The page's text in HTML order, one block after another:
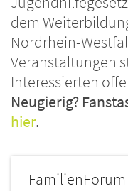
dem
Nordrhein-
Veranstaltungen
Interessierten
Neugierig?
hier.